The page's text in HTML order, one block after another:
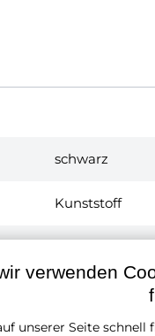
schwarz
Kunststoff
verwenden
unserer Seite schnell